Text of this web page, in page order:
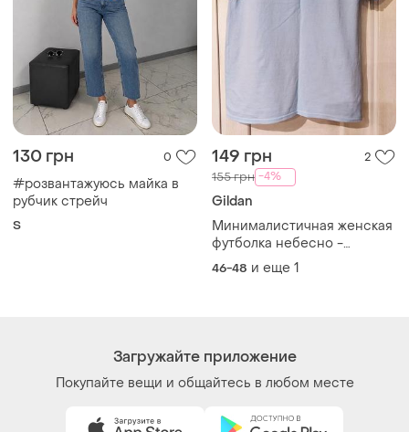
130 грн 0
#розвантажуюсь майка в
рубчик стрейч
S
149 грн 2
155 грн -4%
Gildan
Минималистичная женская
футболка небесно -
голубого цвета.
46-48 и еще 1
Загружайте приложение
Покупайте вещи и общайтесь в любом месте